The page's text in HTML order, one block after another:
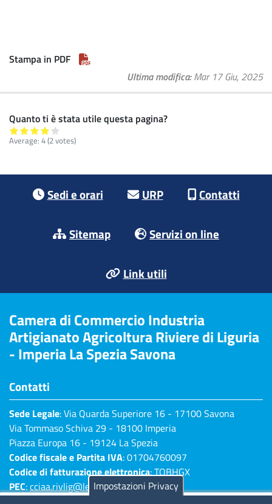
Stampa in PDF
Ultima modifica Mar 17 Giu, 2025
Quanto ti è stata utile questa pagina?
Average: 4(2 votes)
Sedi e orari URP Contatti
Sitemap Servizi on line
Link utili
Camera di Commercio Industria
Artigianato Agricoltura Riviere di Liguria
- Imperia La Spezia Savona
Contatti
Sede Legale: Via Quarda Superiore 16 - 17100 Savona
Via Tommaso Schiva 29 - 18100 Imperia
Piazza Europa 16 - 19124 La Spezia
Codice fiscale e Partita IVA: 01704760097
Codice di fatturazione elettronica: TQBHGX
PEC:cciaa.rivlig@legalmail.itImpostazioni Privacy